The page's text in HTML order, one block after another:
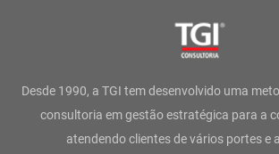
g
r
o
o
t
e
r
d
i
Desde 1990, a TGI tem desenvolvido uma
consultoria em gestão estratégica para a
atendendo clientes de vários portes e